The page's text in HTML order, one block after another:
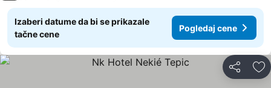
Izaberi datume da bi se prikazale
tačne cene
Pogledaj cene
Deli